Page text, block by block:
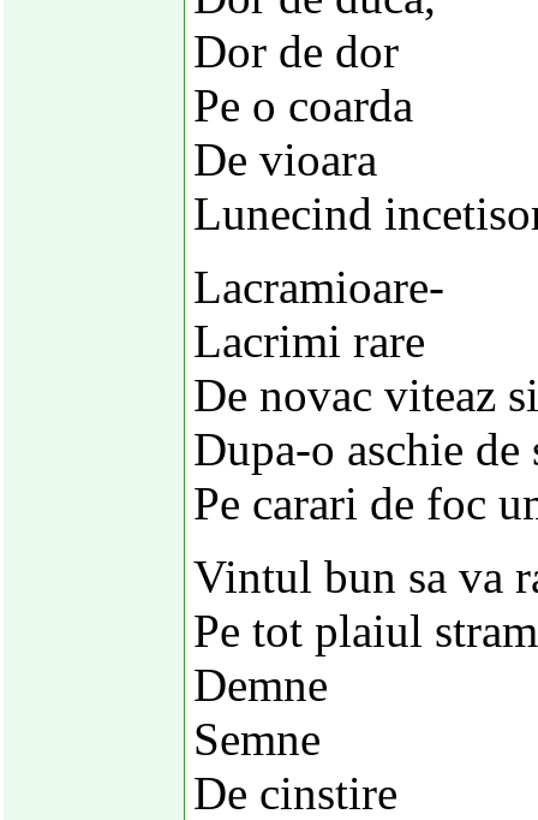
Dor de dor
Pe o coarda
De vioara
Lunecind
Lacramioare-
Lacrimi rare
De novac viteaz
Dupa-o aschie de
Pe carari de foc
Vintul bun sa va
Pe tot plaiul
Demne
Semne
De cinstire